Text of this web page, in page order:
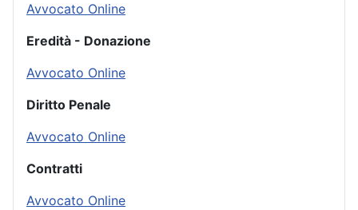
Avvocato Online
Eredità - Donazione
Avvocato Online
Diritto Penale
Avvocato Online
Contratti
Avvocato Online